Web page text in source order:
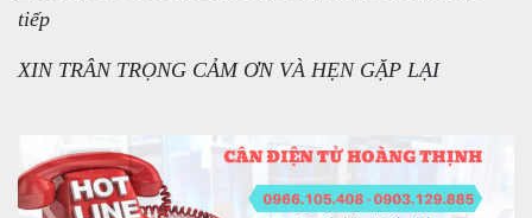
tiếp
XIN TRÂN TRỌNG CẢM ƠN VÀ HẸN GẶP LẠI